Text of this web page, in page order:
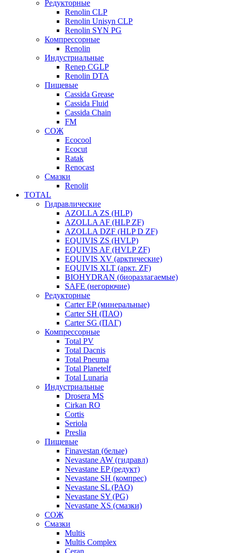
Редукторные
Renolin CLP
Renolin Unisyn CLP
Renolin SYN PG
Компрессорные
Renolin
Индустриальные
Renep CGLP
Renolin DTA
Пищевые
Cassida Grease
Cassida Fluid
Cassida Chain
FM
СОЖ
Ecocool
Ecocut
Ratak
Renocast
Смазки
Renolit
TOTAL
Гидравлические
AZOLLA ZS (HLP)
AZOLLA AF (HLP ZF)
AZOLLA DZF (HLP D ZF)
EQUIVIS ZS (HVLP)
EQUIVIS AF (HVLP ZF)
EQUIVIS XV (арктические)
EQUIVIS XLT (аркт. ZF)
BIOHYDRAN (биоразлагаемые)
SAFE (негорючие)
Редукторные
Carter EP (минеральные)
Carter SH (ПАО)
Carter SG (ПАГ)
Компрессорные
Total PV
Total Dacnis
Total Pneuma
Total Planetelf
Total Lunaria
Индустриальные
Drosera MS
Cirkan RO
Cortis
Seriola
Preslia
Пищевые
Finavestan (белые)
Nevastane AW (гидравл)
Nevastane EP (редукт)
Nevastane SH (компрес)
Nevastane SL (PAO)
Nevastane SY (PG)
Nevastane XS (смазки)
СОЖ
Смазки
Multis
Multis Complex
Ceran